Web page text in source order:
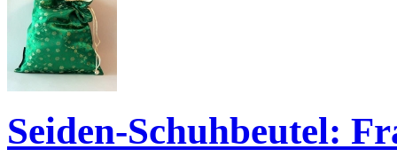
Seiden-Schuhbeutel: